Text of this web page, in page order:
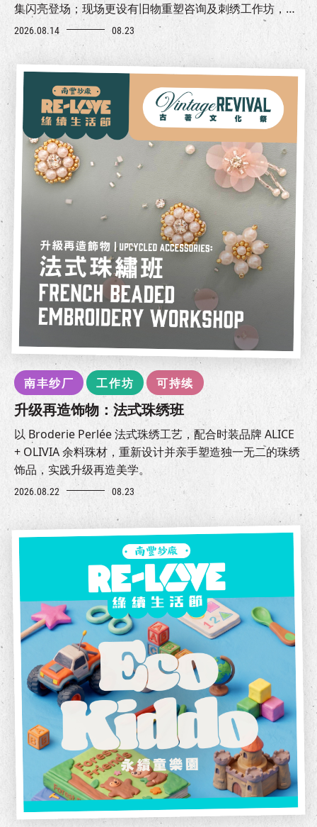
集闪亮登场；现场更设有旧物重塑咨询及刺绣工作坊，让
你为旧物赋予新生命，解锁质感生活。
2026.08.14 08.23
南丰纱厂 工作坊 可持续
升级再造饰物：法式珠绣班
以 Broderie Perlée 法式珠绣工艺，配合时装品牌 ALICE
+ OLIVIA 余料珠材，重新设计并亲手塑造独一无二的珠绣
饰品，实践升级再造美学。
2026.08.22 08.23